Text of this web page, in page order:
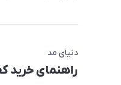
دنیای مد
راهنمای خرید